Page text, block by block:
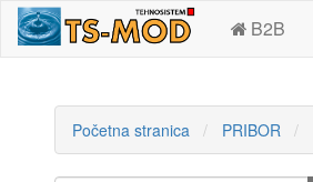
B2B
Početna stranica PRIBOR